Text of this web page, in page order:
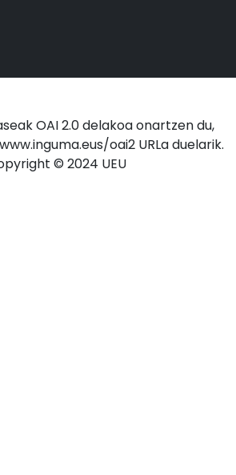
OAI 2.0 delakoa onartzen du,
oai2 URLa duelarik.
© 2024 UEU